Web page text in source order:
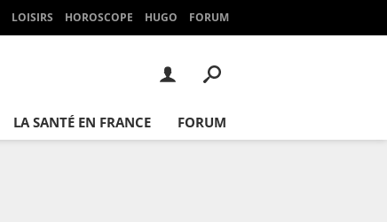
LOISIRS HOROSCOPE HUGO FORUM
LA SANTÉ EN FRANCE FORUM